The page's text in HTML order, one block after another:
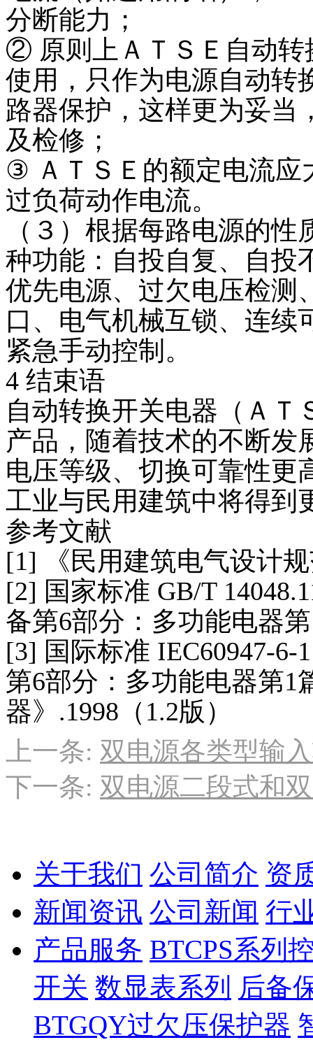
分断能力；
② 原则上ＡＴＳＥ自动转
使用，只作为电源自动转
路器保护，这样更为妥当
及检修；
③ ＡＴＳＥ的额定电流应
过负荷动作电流。
（３）根据每路电源的
种功能：自投自复、自投
优先电源、过欠电压检测
口、电气机械互锁、连续
紧急手动控制。
4 结束语
自动转换开关电器（ＡＴ
产品，随着技术的不断发
电压等级、切换可靠性更
工业与民用建筑中将得到
参考文献
[1] 《民用建筑电气设计规
[2] 国家标准 GB/T
备第6部分：多功能电器
[3] 国际标准 IEC60947-
第6部分：多功能电器第1
器》.1998（1.2版）
上一条: 双电源各类型输
下一条: 双电源二段式和
关于我们 公司简介 资
新闻资讯 公司新闻 行
产品服务 BTCPS系列
开关 数显表系列 后备
BTGQY过欠压保护器